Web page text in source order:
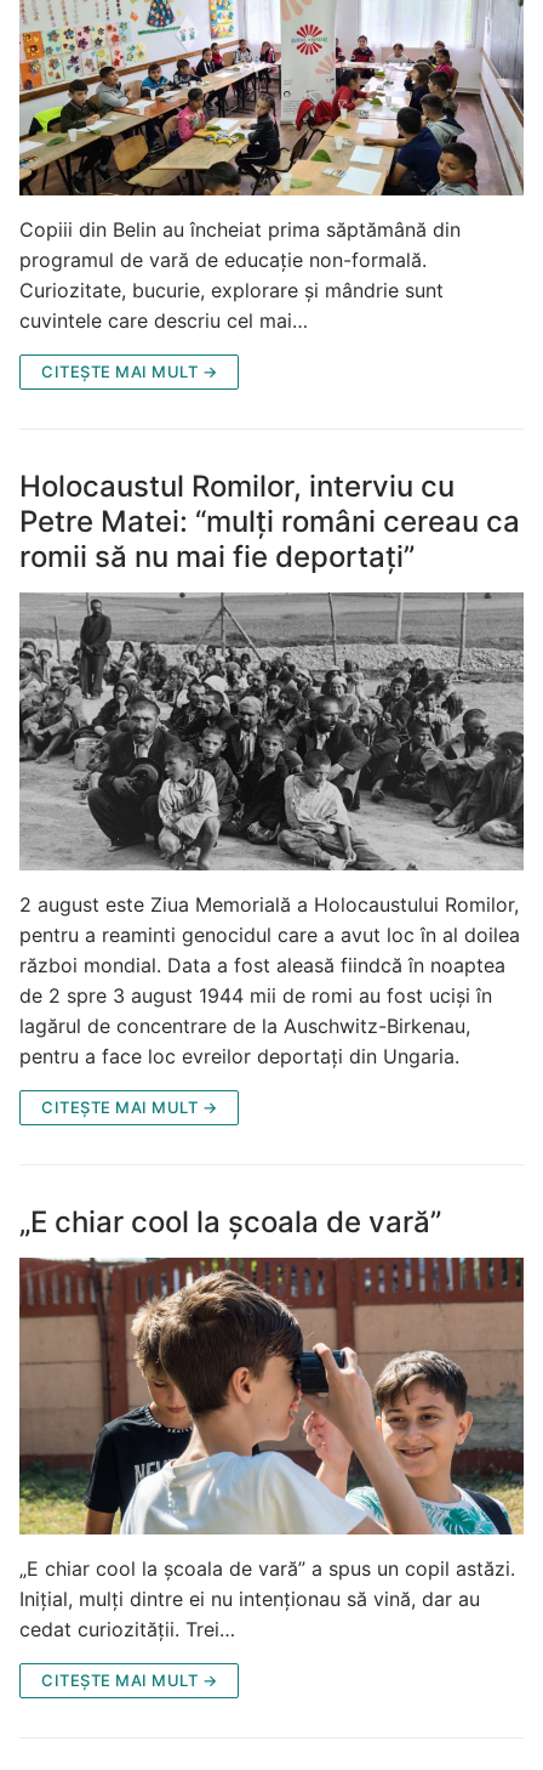
Copiii din Belin au încheiat prima săptămână din
programul de vară de educație non-formală.
Curiozitate, bucurie, explorare și mândrie sunt
cuvintele care descriu cel mai…
CITEȘTE MAI MULT →
Holocaustul Romilor, interviu cu
Petre Matei: “mulți români cereau ca
romii să nu mai fie deportați”
2 august este Ziua Memorială a Holocaustului Romilor,
pentru a reaminti genocidul care a avut loc în al doilea
război mondial. Data a fost aleasă fiindcă în noaptea
de 2 spre 3 august 1944 mii de romi au fost uciși în
lagărul de concentrare de la Auschwitz-Birkenau,
pentru a face loc evreilor deportați din Ungaria.
CITEȘTE MAI MULT →
„E chiar cool la școala de vară”
„E chiar cool la școala de vară” a spus un copil astăzi.
Inițial, mulți dintre ei nu intenționau să vină, dar au
cedat curiozității. Trei…
CITEȘTE MAI MULT →